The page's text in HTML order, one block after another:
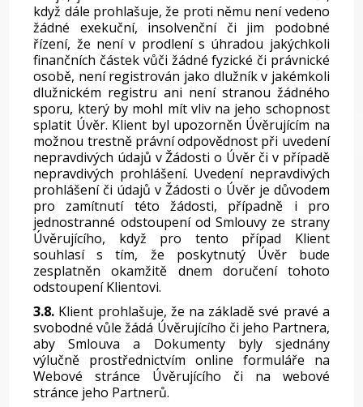
když dále prohlašuje, že proti němu není vedeno
žádné exekuční, insolvenční či jim podobné
řízení, že není v prodlení s úhradou jakýchkoli
finančních částek vůči žádné fyzické či právnické
osobě, není registrován jako dlužník v jakémkoli
dlužnickém registru ani není stranou žádného
sporu, který by mohl mít vliv na jeho schopnost
splatit Úvěr. Klient byl upozorněn Úvěrujícím na
možnou trestně právní odpovědnost při uvedení
nepravdivých údajů v Žádosti o Úvěr či v případě
nepravdivých prohlášení. Uvedení nepravdivých
prohlášení či údajů v Žádosti o Úvěr je důvodem
pro zamítnutí této žádosti, případně i pro
jednostranné odstoupení od Smlouvy ze strany
Úvěrujícího, když pro tento případ Klient
souhlasí s tím, že poskytnutý Úvěr bude
zesplatněn okamžitě dnem doručení tohoto
odstoupení Klientovi.
3.8. Klient prohlašuje, že na základě své pravé a
svobodné vůle žádá Úvěrujícího či jeho Partnera,
aby Smlouva a Dokumenty byly sjednány
výlučně prostřednictvím online formuláře na
Webové stránce Úvěrujícího či na webové
stránce jeho Partnerů.